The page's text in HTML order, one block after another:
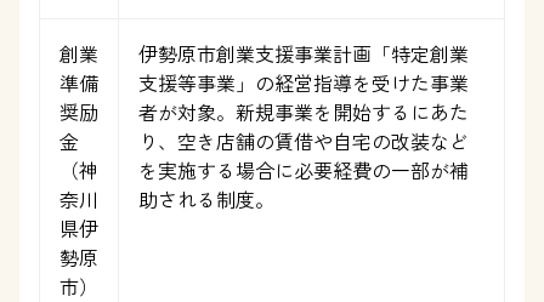
創業
準備
奨励
金
（神
奈川
県伊
勢原
市）
伊勢原市創業支援事業計画「特定創業
支援等事業」の経営指導を受けた事業
者が対象。新規事業を開始するにあた
り、空き店舗の賃借や自宅の改装など
を実施する場合に必要経費の一部が補
助される制度。